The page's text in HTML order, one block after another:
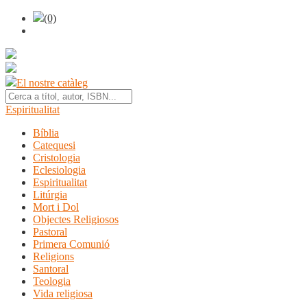
(0)
El nostre catàleg
Espiritualitat
Bíblia
Catequesi
Cristologia
Eclesiologia
Espiritualitat
Litúrgia
Mort i Dol
Objectes Religiosos
Pastoral
Primera Comunió
Religions
Santoral
Teologia
Vida religiosa